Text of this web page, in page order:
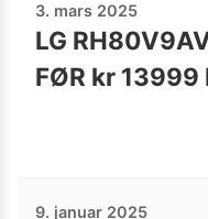
3. mars 2025
LG
FØR kr 13999
9. januar 2025